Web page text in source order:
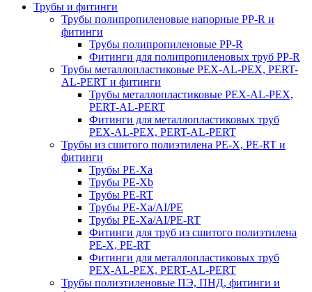
Трубы и фитинги
Трубы полипропиленовые напорные PP-R и
фитинги
Трубы полипропиленовые PP-R
Фитинги для полипропиленовых труб PP-R
Трубы металлопластиковые PEX-AL-PEX, PERT-
AL-PERT и фитинги
Трубы металлопластиковые PEX-AL-PEX,
PERT-AL-PERT
Фитинги для металлопластиковых труб
PEX-AL-PEX, PERT-AL-PERT
Трубы из сшитого полиэтилена PE-X, PE-RT и
фитинги
Трубы PE-Xa
Трубы PE-Xb
Трубы PE-RT
Трубы PE-Xa/AI/PE
Трубы PE-Xa/AI/PE-RT
Фитинги для труб из сшитого полиэтилена
PE-X, PE-RT
Фитинги для металлопластиковых труб
PEX-AL-PEX, PERT-AL-PERT
Трубы полиэтиленовые ПЭ, ПНД, фитинги и